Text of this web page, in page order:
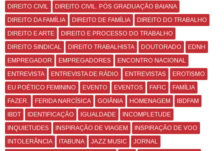
DIREITO CIVIL
DIREITO CIVIL. PÓS GRADUAÇÃO BAIANA
DIREITO DA FAMÍLIA
DIREITO DE FAMÍLIA
DIREITO DO TRABALHO
DIREITO E ARTE
DIREITO E PROCESSO DO TRABALHO
DIREITO SINDICAL
DIREITO TRABALHISTA DOUTORADO
EDNH
EMPREGADOR
EMPREGADORES
ENCONTRO NACIONAL
ENTREVISTA
ENTREVISTA DE RÁDIO ENTREVISTAS
EROTISMO
EU POÉTICO FEMININO
EVENTO EVENTOS FAFIC
FAMÍLIA
FAZER.
FERIDA NARCÍSICA GOIÂNIA HOMENAGEM
IBDFAM
IBDT
IDENTIFICAÇÃO IGUALDADE
INCOMPLETUDE
INQUIETUDES
INSPIRAÇÃO DE VIAGEM
INSPIRAÇÃO DE VOO
INTOLERÂNCIA
ITABUNA JAZZ MUSIC
JORNAL